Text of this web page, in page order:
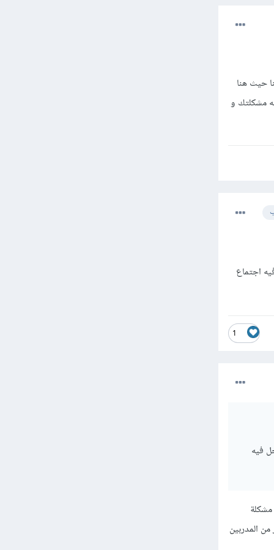
حيث هنا
مشكلتك و
اجتماع
1
فيه
المدربين